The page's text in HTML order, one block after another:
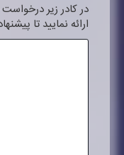
در کادر زیر
ارائه نمایید تا